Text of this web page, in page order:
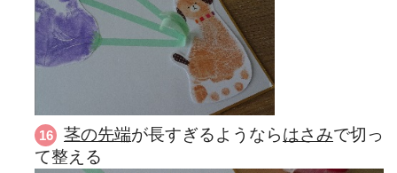
茎の先端が長すぎるようならはさみで切っ
て整える